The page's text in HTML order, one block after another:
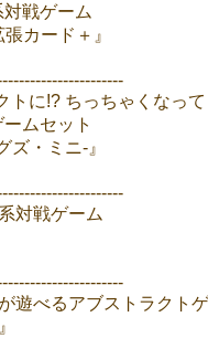
戦ゲーム
カード＋』
トに!? ちっちゃくなっ
ムセット
ズ・ミニ-』
対戦ゲーム
遊べるアブストラクト